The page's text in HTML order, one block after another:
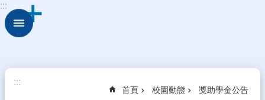
跳到主要內容區塊
進
校
:::
:::
首頁 校園動態 獎助學金公告